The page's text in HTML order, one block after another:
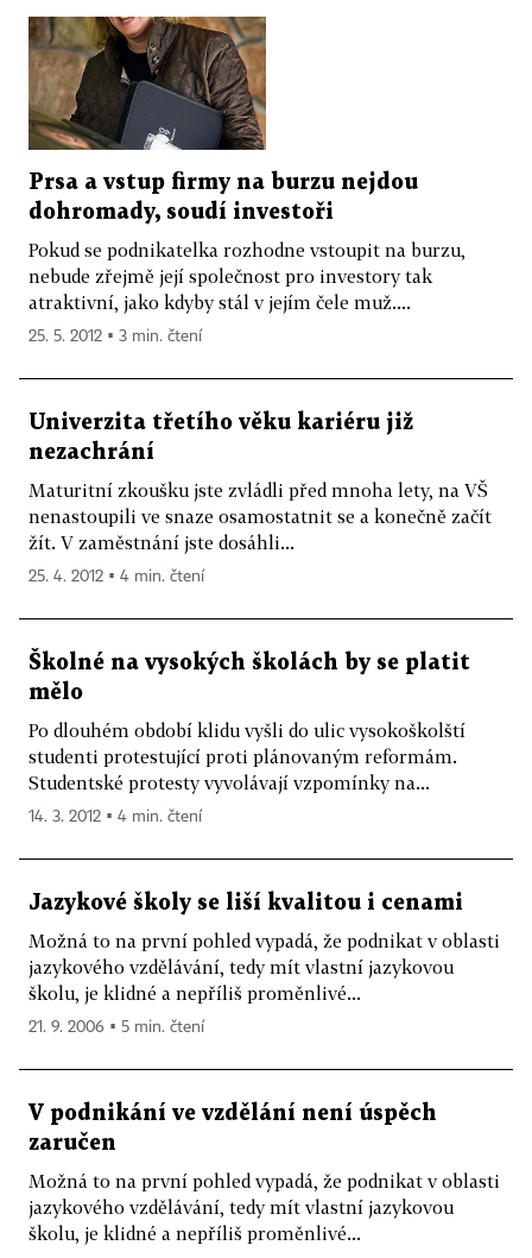
Prsa a vstup firmy na burzu nejdou
dohromady, soudí investoři
Pokud se podnikatelka rozhodne vstoupit na burzu,
nebude zřejmě její společnost pro investory tak
atraktivní, jako kdyby stál v jejím čele muž....
25. 5. 2012 ▪ 3 min. čtení
Univerzita třetího věku kariéru již
nezachrání
Maturitní zkoušku jste zvládli před mnoha lety, na VŠ
nenastoupili ve snaze osamostatnit se a konečně začít
žít. V zaměstnání jste dosáhli...
25. 4. 2012 ▪ 4 min. čtení
Školné na vysokých školách by se platit
mělo
Po dlouhém období klidu vyšli do ulic vysokoškolští
studenti protestující proti plánovaným reformám.
Studentské protesty vyvolávají vzpomínky na...
14. 3. 2012 ▪ 4 min. čtení
Jazykové školy se liší kvalitou i cenami
Možná to na první pohled vypadá, že podnikat v oblasti
jazykového vzdělávání, tedy mít vlastní jazykovou
školu, je klidné a nepříliš proměnlivé...
21. 9. 2006 ▪ 5 min. čtení
V podnikání ve vzdělání není úspěch
zaručen
Možná to na první pohled vypadá, že podnikat v oblasti
jazykového vzdělávání, tedy mít vlastní jazykovou
školu, je klidné a nepříliš proměnlivé...